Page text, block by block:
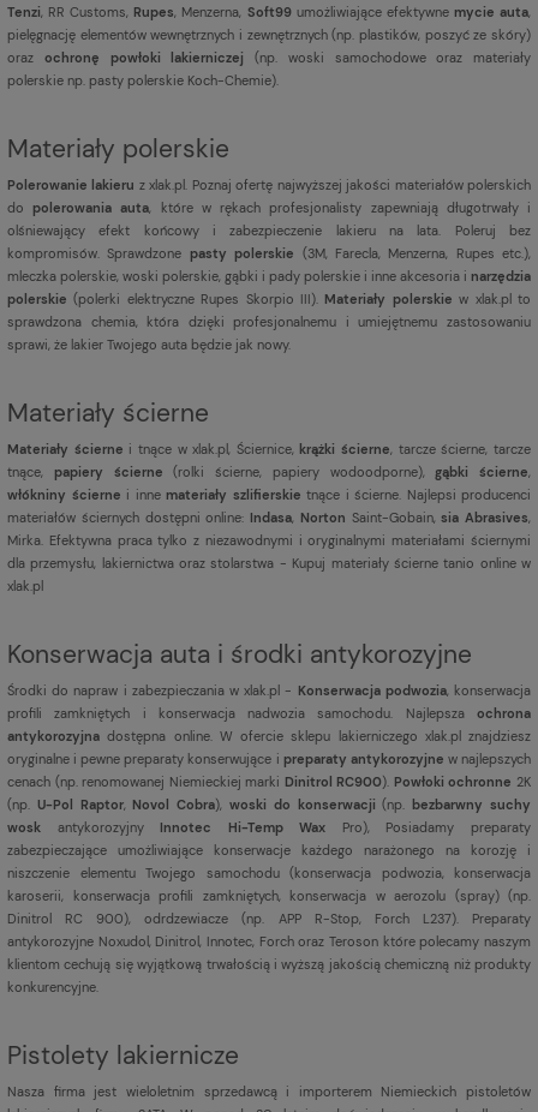
Tenzi, RR Customs, Rupes, Menzerna, Soft99umożliwiające efektywne mycie auta,
pielęgnację elementów wewnętrznych i zewnętrznych (np. plastików, poszyć ze skóry)
oraz ochronę powłoki lakierniczej (np. woski samochodowe oraz materiały
polerskie np. pasty polerskie Koch-Chemie).
Materiały polerskie
Polerowanie lakieru z xlak.pl. Poznaj ofertę najwyższej jakości materiałów polerskich
dopolerowania auta, które w rękach profesjonalisty zapewniają długotrwały i
olśniewający efekt końcowy i zabezpieczenie lakieru na lata. Poleruj bez
kompromisów. Sprawdzone pasty polerskie (3M, Farecla, Menzerna, Rupes etc.),
mleczka polerskie, woski polerskie, gąbki i pady polerskie i inne akcesoria i narzędzia
polerskie (polerki elektryczne Rupes Skorpio III). Materiały polerskie w xlak.pl to
sprawdzona chemia, która dzięki profesjonalnemu i umiejętnemu zastosowaniu
sprawi, że lakier Twojego auta będzie jak nowy.
Materiały ścierne
Materiały ścierne i tnące w xlak.pl, Ściernice, krążki ścierne, tarcze ścierne, tarcze
tnące, papiery ścierne (rolki ścierne, papiery wodoodporne),gąbki ścierne,
włókniny ścierne i inne materiały szlifierskie tnące i ścierne. Najlepsi producenci
materiałów ściernych dostępni online: Indasa, Norton Saint-Gobain,sia Abrasives,
Mirka. Efektywna praca tylko z niezawodnymi i oryginalnymi materiałami ściernymi
dla przemysłu, lakiernictwa oraz stolarstwa - Kupuj materiały ścierne tanio online w
xlak.pl
Konserwacja auta i środki antykorozyjne
Środki do napraw i zabezpieczania w xlak.pl - Konserwacja podwozia, konserwacja
profili zamkniętych i konserwacja nadwozia samochodu. Najlepsza ochrona
antykorozyjna dostępna online. W ofercie sklepu lakierniczego xlak.pl znajdziesz
oryginalne i pewne preparaty konserwujące i preparaty antykorozyjne w najlepszych
cenach (np. renomowanej Niemieckiej marki Dinitrol RC900). Powłoki ochronne 2K
(np. U-Pol Raptor, Novol Cobra),woski do konserwacji (np. bezbarwny suchy
wosk antykorozyjny Innotec Hi-Temp Wax Pro), Posiadamy preparaty
zabezpieczające umożliwiające konserwacje każdego narażonego na korozję i
niszczenie elementu Twojego samochodu (konserwacja podwozia, konserwacja
karoserii, konserwacja profili zamkniętych, konserwacja w aerozolu (spray) (np.
Dinitrol RC 900), odrdzewiacze (np. APP R-Stop, Forch L237). Preparaty
antykorozyjne Noxudol, Dinitrol, Innotec, Forch oraz Teroson które polecamy naszym
klientom cechują się wyjątkową trwałością i wyższą jakością chemiczną niż produkty
konkurencyjne.
Pistolety lakiernicze
Nasza firma jest wieloletnim sprzedawcą i importerem Niemieckich pistoletów